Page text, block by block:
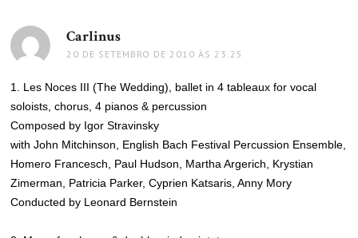
Carlinus
20 DE SETEMBRO DE 2010 ÀS 23:25
1. Les Noces III (The Wedding), ballet in 4 tableaux for vocal
soloists, chorus, 4 pianos & percussion
Composed by Igor Stravinsky
with John Mitchinson, English Bach Festival Percussion Ensemble,
Homero Francesch, Paul Hudson, Martha Argerich, Krystian
Zimerman, Patricia Parker, Cyprien Katsaris, Anny Mory
Conducted by Leonard Bernstein